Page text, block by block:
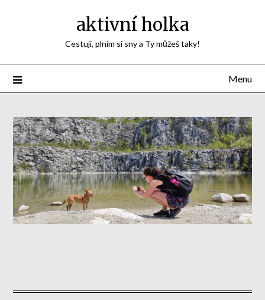
aktivní holka
Cestuji, plním si sny a Ty můžeš taky!
Menu